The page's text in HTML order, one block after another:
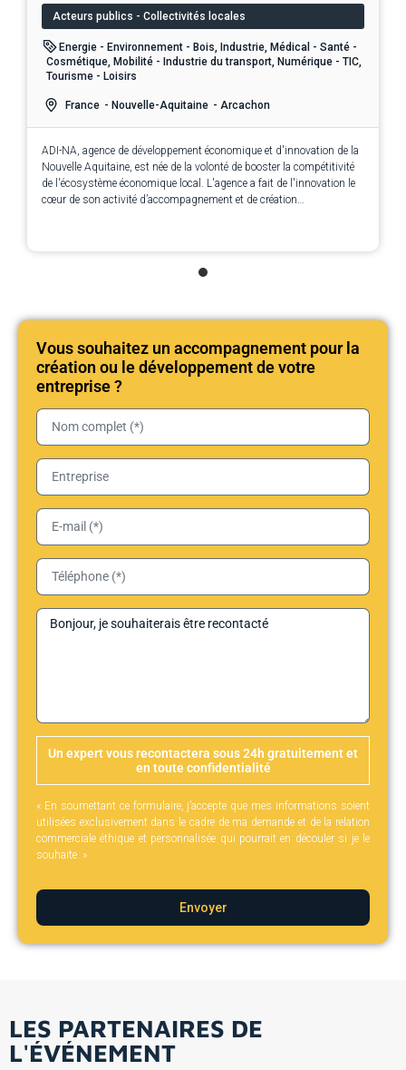
Acteurs publics - Collectivités locales
Energie - Environnement - Bois, Industrie, Médical - Santé -
Cosmétique, Mobilité - Industrie du transport, Numérique - TIC,
Tourisme - Loisirs
France - Nouvelle-Aquitaine - Arcachon
ADI-NA, agence de développement économique et d'innovation de la
Nouvelle Aquitaine, est née de la volonté de booster la compétitivité
de l'écosystème économique local. L'agence a fait de l'innovation le
cœur de son activité d’accompagnement et de création
Vous souhaitez un accompagnement pour la
création ou le développement de votre
entreprise ?
Un expert vous recontactera sous 24h gratuitement et
en toute confidentialité
« En soumettant ce formulaire, j’accepte que mes informations soient
utilisées exclusivement dans le cadre de ma demande et de la relation
commerciale éthique et personnalisée qui pourrait en découler si je le
souhaite. »
Envoyer
LES PARTENAIRES DE
L'ÉVÉNEMENT